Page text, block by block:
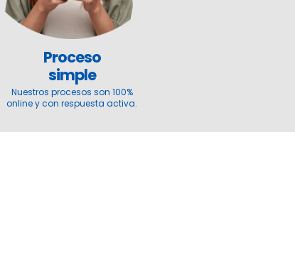
Proceso
simple
Nuestros procesos son 100%
online y con respuesta activa.